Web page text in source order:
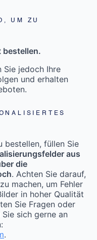
UM ZU
bestellen.
Sie jedoch Ihre
und erhalten
bestellen, füllen Sie
aus
die
. Achten Sie darauf,
machen, um Fehler
in hoher Qualität
Sie Fragen oder
sich gerne an
.